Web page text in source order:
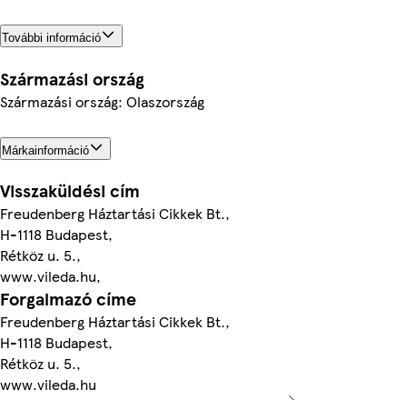
További információ
Származási ország
Származási ország: Olaszország
Márkainformáció
Visszaküldési cím
Freudenberg Háztartási Cikkek Bt.,
H-1118 Budapest,
Rétköz u. 5.,
www.vileda.hu,
Forgalmazó címe
Freudenberg Háztartási Cikkek Bt.,
H-1118 Budapest,
Rétköz u. 5.,
www.vileda.hu